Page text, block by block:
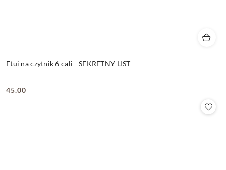
Etui na czytnik 6 cali - SEKRETNY LIST
Cena:
45.00